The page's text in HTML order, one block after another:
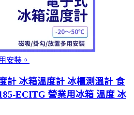
安裝。
計 冰箱溫度計 冰櫃測溫計 食
ECITG 營業用冰箱 溫度 冰